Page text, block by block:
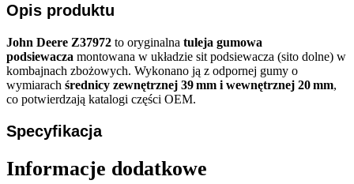
Opis produktu
John Deere Z37972 to oryginalna tuleja gumowa
podsiewacza montowana w układzie sit podsiewacza (sito dolne) w
kombajnach zbożowych. Wykonano ją z odpornej gumy o
wymiarach średnicy zewnętrznej 39 mm i wewnętrznej 20 mm,
co potwierdzają katalogi części OEM.
Specyfikacja
Informacje dodatkowe